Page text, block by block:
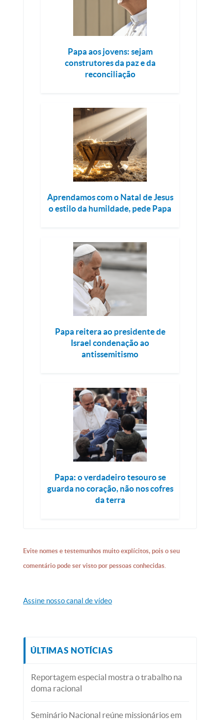
Papa aos jovens: sejam
construtores da paz e da
reconciliação
Aprendamos com o Natal de Jesus
o estilo da humildade, pede Papa
Papa reitera ao presidente de
Israel condenação ao
antissemitismo
Papa: o verdadeiro tesouro se
guarda no coração, não nos cofres
da terra
Evite nomes e testemunhos muito explícitos, pois o seu
comentário pode ser visto por pessoas conhecidas.
Assine nosso canal de vídeo
ÚLTIMAS NOTÍCIAS
Reportagem especial mostra o trabalho na
doma racional
Seminário Nacional reúne missionários em